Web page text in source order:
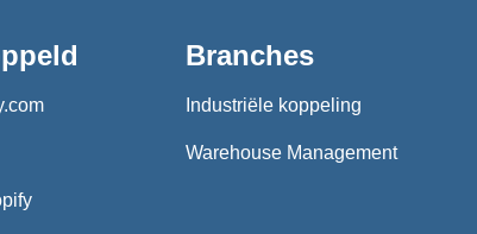
Branches
Industriële koppeling
Warehouse Management